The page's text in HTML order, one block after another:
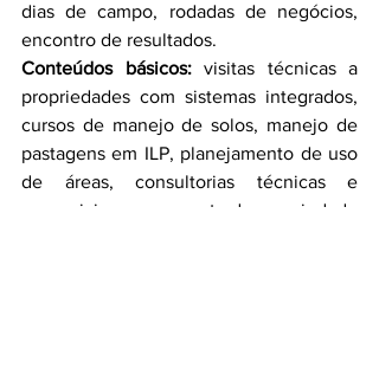
dias de campo, rodadas de negócios,
encontro de resultados.
Conteúdos básicos: visitas técnicas a
propriedades com sistemas integrados,
cursos de manejo de solos, manejo de
pastagens em ILP, planejamento de uso
de áreas, consultorias técnicas e
gerenciais, mapeamento da propriedade